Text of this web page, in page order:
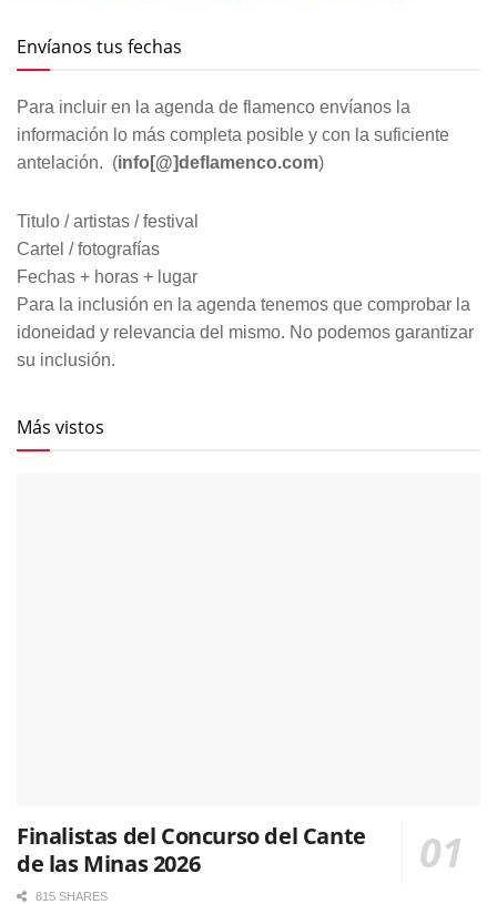
Envíanos tus fechas
Para incluir en la agenda de flamenco envíanos la
información lo más completa posible y con la suficiente
antelación. (info[@]deflamenco.com)
Titulo / artistas / festival
Cartel / fotografías
Fechas + horas + lugar
Para la inclusión en la agenda tenemos que comprobar la
idoneidad y relevancia del mismo. No podemos garantizar
su inclusión.
Más vistos
Finalistas del Concurso del Cante
de las Minas 2026
815 SHARES